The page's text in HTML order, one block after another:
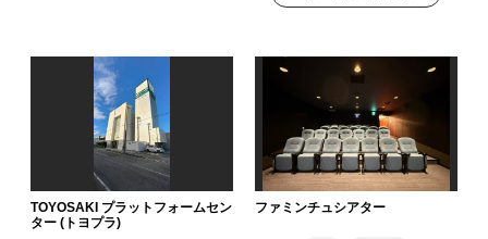
TOYOSAKI プラットフォームセン
ター (トヨプラ)
ファミンチュシアター